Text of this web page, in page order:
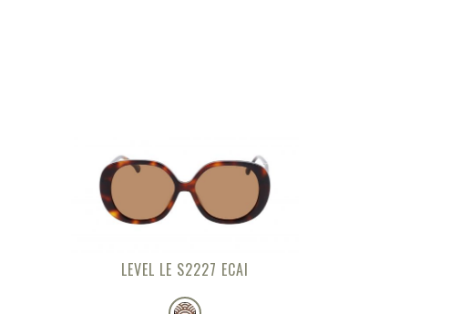
LEVEL LE S2227 ECAI